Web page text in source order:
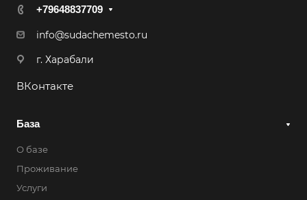
+79648837709
info@sudachemesto.ru
г. Харабали
ВКонтакте
База
О базе
Проживание
Услуги